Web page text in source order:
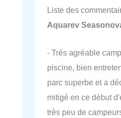
Liste des
Aquarev
- Très agréable
piscine, bien
parc superbe et a
mitigé en ce début
très peu de